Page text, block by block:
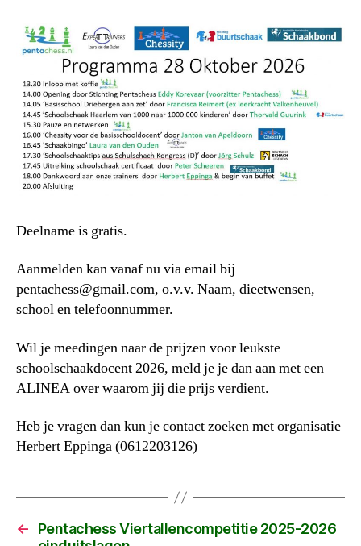
Deelname is gratis.
Aanmelden kan vanaf nu via email bij
pentachess@gmail.com, o.v.v. Naam, dieetwensen,
school en telefoonnummer.
Wil je meedingen naar de prijzen voor leukste
schoolschaakdocent 2026, meld je je dan aan met een
ALINEA over waarom jij die prijs verdient.
Heb je vragen dan kun je contact zoeken met organisatie
Herbert Eppinga (0612203126)
←
Pentachess Viertallencompetitie 2025-2026